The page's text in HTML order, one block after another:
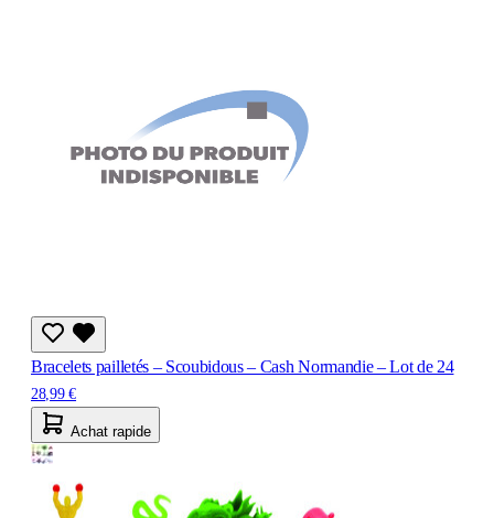
Bracelets pailletés – Scoubidous – Cash Normandie – Lot de 24
28,99 €
Achat rapide